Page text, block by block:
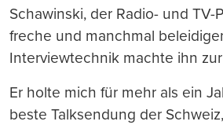
Schawinski, der Radio- und TV-
freche und manchmal
Interviewtechnik machte ihn
Er holte mich für mehr als ein
beste Talksendung der